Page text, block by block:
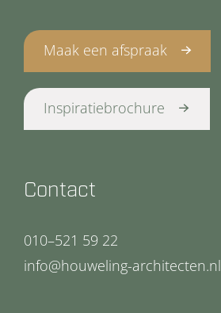
Maak een afspraak
Inspiratiebrochure
Contact
010–521 59 22
info@houweling-architecten.nl